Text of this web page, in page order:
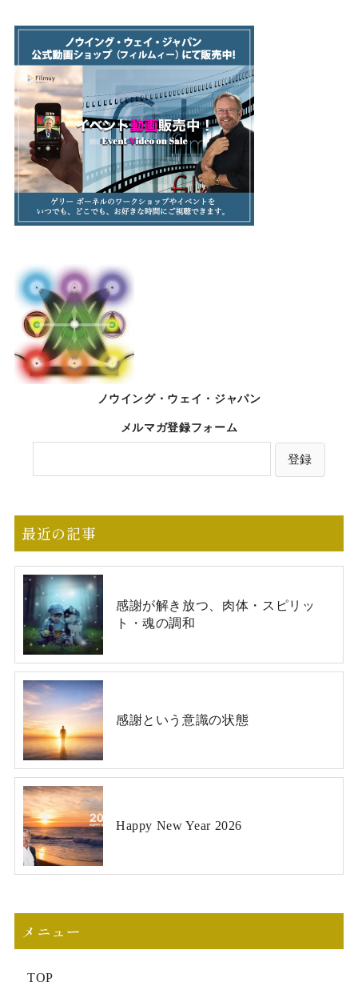
ノウイング・ウェイ・ジャパン
メルマガ登録フォーム
最近の記事
感謝が解き放つ、肉体・スピリッ
ト・魂の調和
感謝という意識の状態
Happy New Year 2026
メニュー
TOP